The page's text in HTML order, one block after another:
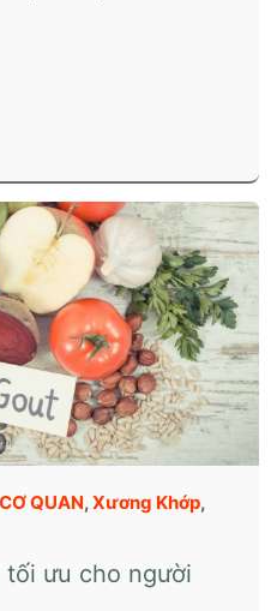
CƠ QUAN,Xương Khớp,
ưu cho người